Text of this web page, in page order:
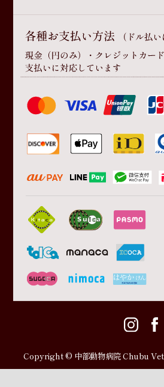
Copyright © 中部動物病院 Chubu